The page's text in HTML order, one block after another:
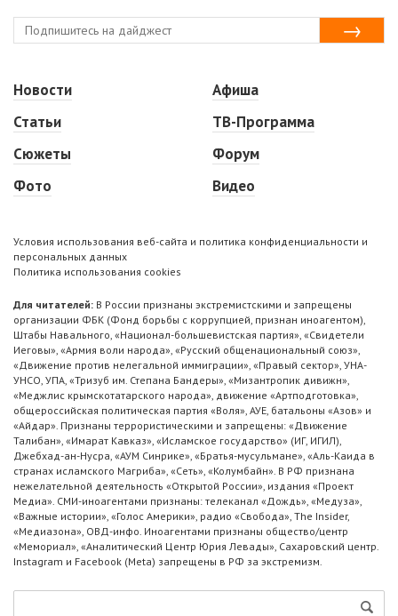
Новости
Статьи
Сюжеты
Фото
Афиша
ТВ-Программа
Форум
Видео
Условия использования веб-сайта и политика конфиденциальности и
персональных данных
Политика использования cookies
Для читателей: В России признаны экстремистскими и запрещены
организации ФБК (Фонд борьбы с коррупцией, признан иноагентом),
Штабы Навального, «Национал-большевистская партия», «Свидетели
Иеговы», «Армия воли народа», «Русский общенациональный союз»,
«Движение против нелегальной иммиграции», «Правый сектор», УНА-
УНСО, УПА, «Тризуб им. Степана Бандеры», «Мизантропик дивижн»,
«Меджлис крымскотатарского народа», движение «Артподготовка»,
общероссийская политическая партия «Воля», АУЕ, батальоны «Азов» и
«Айдар». Признаны террористическими и запрещены: «Движение
Талибан», «Имарат Кавказ», «Исламское государство» (ИГ, ИГИЛ),
Джебхад-ан-Нусра, «АУМ Синрике», «Братья-мусульмане», «Аль-Каида в
странах исламского Магриба», «Сеть», «Колумбайн». В РФ признана
нежелательной деятельность «Открытой России», издания «Проект
Медиа». СМИ-иноагентами признаны: телеканал «Дождь», «Медуза»,
«Важные истории», «Голос Америки», радио «Свобода», The Insider,
«Медиазона», ОВД-инфо. Иноагентами признаны общество/центр
«Мемориал», «Аналитический Центр Юрия Левады», Сахаровский центр.
Instagram и Facebook (Metа) запрещены в РФ за экстремизм.